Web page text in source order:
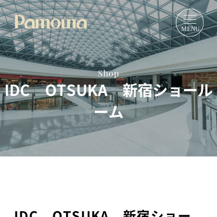
Shop
IDC OTSUKA 新宿ショール
ーム